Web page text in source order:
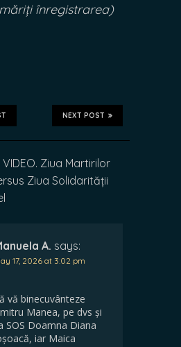
înregistrarea)
NEXT POST
Ziua Martirilor
Ziua Solidarității
A. says:
17, 2026 at 3:02 pm
vă binecuvânteze
Manea, pe dvs și
SOS Doamna Diana
iar Maica